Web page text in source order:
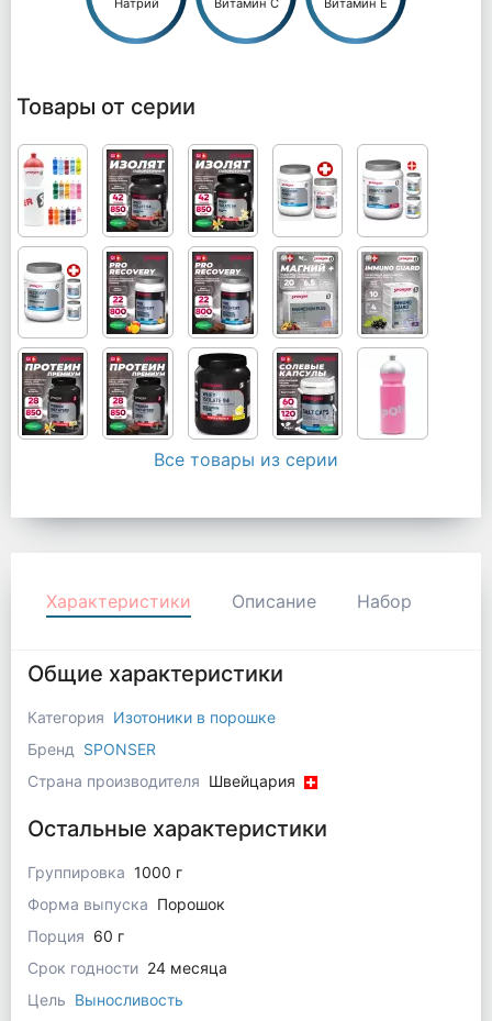
Натрий Витамин C Витамин E
Товары от серии
Все товары из серии
Характеристики Описание Набор
Общие характеристики
Категория Изотоники в порошке
Бренд
SPONSER
Страна производителя Швейцария
Остальные характеристики
Группировка 1000 г
Форма выпуска Порошок
Порция 60 г
Срок годности 24 месяца
Цель Выносливость